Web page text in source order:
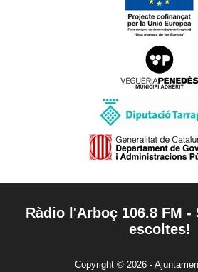
Ràdio l'Arboç 106.8 FM -
escoltes!
Copyright © 2026 -